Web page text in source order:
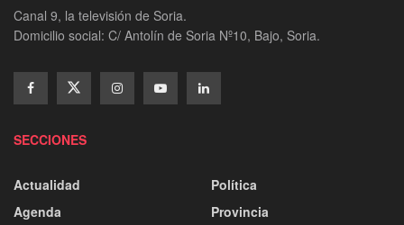
Canal 9, la televisión de Soria.
Domicilio social: C/ Antolín de Soria Nº10, Bajo, Soria.
SECCIONES
Actualidad
Agenda
Política
Provincia